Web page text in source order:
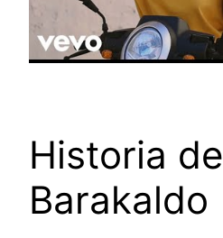
Historia de
Barakaldo